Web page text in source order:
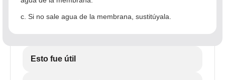
c. Si no sale agua de la membrana, sustitúyala.
Esto fue útil